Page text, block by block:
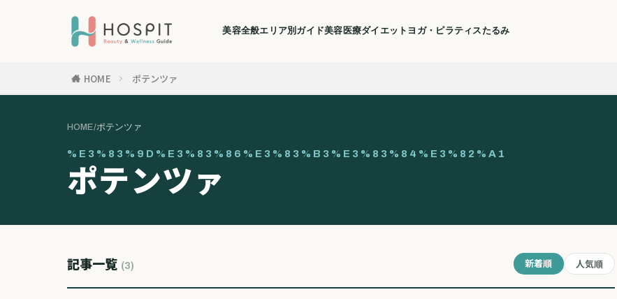
美容全般エリア別ガイド美容医療ダイエット ヨガ・ピラティスたるみ
HOME ポテンツァ
HOME/ポテンツァ
%E3%83%9D%E3%83%86%E3%83%B3%E3%83%84%E3%82%A1
ポテンツァ
記事一覧 (3) 新着順 人気順